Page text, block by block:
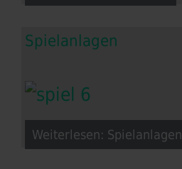
Spielanlagen
Weiterlesen: Spielanlagen